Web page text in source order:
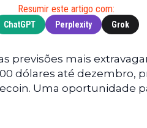
Resumir este artigo com:
ChatGPT Perplexity Grok
previsões mais
dólares até dezembro,
Uma oportunidade